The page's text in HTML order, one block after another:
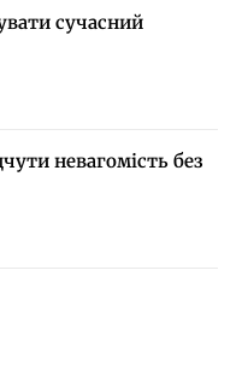
сучасний
невагомість без